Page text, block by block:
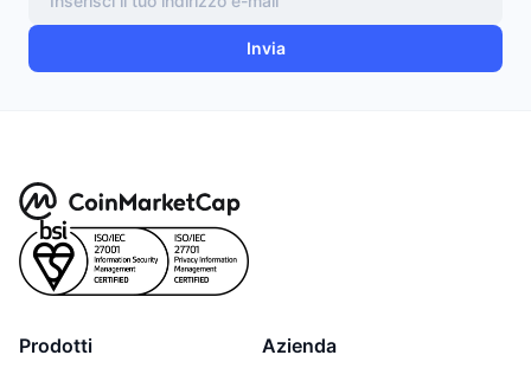
Invia
Prodotti Azienda